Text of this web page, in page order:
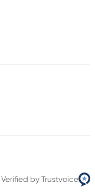
Verified by Trustvoice